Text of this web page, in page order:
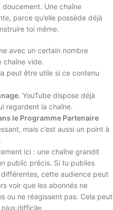
Une chaîne
parce qu’elle possède déjà
toi même.
avec un certain nombre
chaîne vide.
peut être utile si ce contenu
YouTube dispose déjà
regardent la chaîne.
le Programme Partenaire
mais c’est aussi un point à
ici : une chaîne grandit
public précis. Si tu publies
cette audience peut
voir que les abonnés ne
ou ne réagissent pas. Cela peut
difficile.